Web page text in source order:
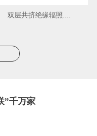
双层共挤绝缘辐照....
千万家